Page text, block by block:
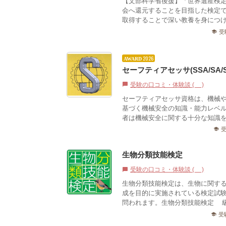
会へ還元することを目指した検定
取得することで深い教養を身につ
school 受
AWARD 2026
セーフティアセッサ(SSA/
chat_bubble 受験の口コミ・体験談 (0)
セーフティアセッサ資格は、機械
基づく機械安全の知識・能力レベ
者は機械安全に関する十分な知識
school
生物分類技能検定
chat_bubble 受験の口コミ・体験談 (0)
生物分類技能検定は、生物に関す
成を目的に実施されている検定試
問われます。生物分類技能検定1
school 受